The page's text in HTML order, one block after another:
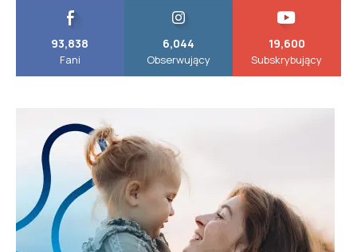
93,838
Fani
6,044
Obserwujący
19,600
Subskrybujący